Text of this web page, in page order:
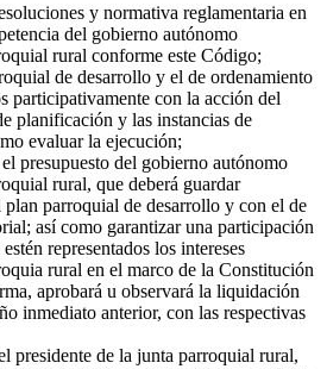
y normativa reglamentaria en
del gobierno autónomo
rural conforme este Código;
de desarrollo y el de ordenamiento
participativamente con la acción del
planificación y las instancias de
evaluar la ejecución;
presupuesto del gobierno autónomo
rural, que deberá guardar
parroquial de desarrollo y con el de
así como garantizar una participación
representados los intereses
rural en el marco de la Constitución
aprobará u observará la liquidación
inmediato anterior, con las respectivas
presidente de la junta parroquial rural,